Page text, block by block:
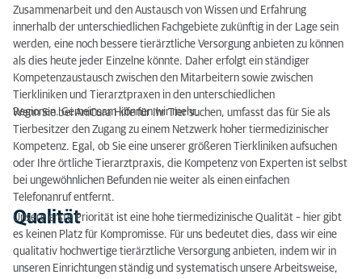
Service
Zusammenarbeit und den Austausch von Wissen und Erfahrung
innerhalb der unterschiedlichen Fachgebiete zukünftig in der Lage sein
werden, eine noch bessere tierärztliche Versorgung anbieten zu können
als dies heute jeder Einzelne könnte. Daher erfolgt ein ständiger
Kompetenzaustausch zwischen den Mitarbeitern sowie zwischen
Tierkliniken und Tierarztpraxen in den unterschiedlichen
Regionen.Gemeinsam können wir mehr.
Wenn Sie bei AniCura Hilfe für Ihr Tier suchen, umfasst das für Sie als
Tierbesitzer den Zugang zu einem Netzwerk hoher tiermedizinischer
Kompetenz. Egal, ob Sie eine unserer größeren Tierkliniken aufsuchen
oder Ihre örtliche Tierarztpraxis, die Kompetenz von Experten ist selbst
bei ungewöhnlichen Befunden nie weiter als einen einfachen
Telefonanruf entfernt.
Qualität
Unsere erste Priorität ist eine hohe tiermedizinische Qualität – hier gibt
es keinen Platz für Kompromisse. Für uns bedeutet dies, dass wir eine
qualitativ hochwertige tierärztliche Versorgung anbieten, indem wir in
unseren Einrichtungen ständig und systematisch unsere Arbeitsweise,